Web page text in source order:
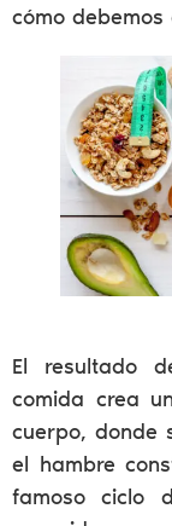
cómo
El resultado
comida crea
cuerpo, donde
el hambre
famoso ciclo